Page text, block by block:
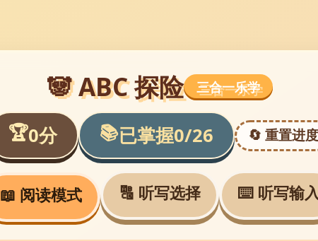
🐼 ABC 探险 三合一乐学
🏆0分 📚已掌握0/26 🔄 重置进度
📖 阅读模式 🔠 听写选择 ⌨️ 听写输